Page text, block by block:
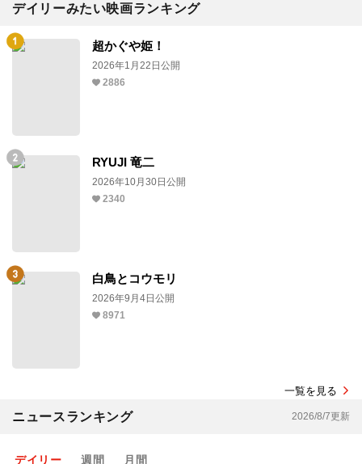
デイリーみたい映画ランキング
超かぐや姫！
2026年1月22日公開
2886
RYUJI 竜二
2026年10月30日公開
2340
白鳥とコウモリ
2026年9月4日公開
8971
一覧を見る
ニュースランキング 2026/8/7更新
デイリー 週間 月間